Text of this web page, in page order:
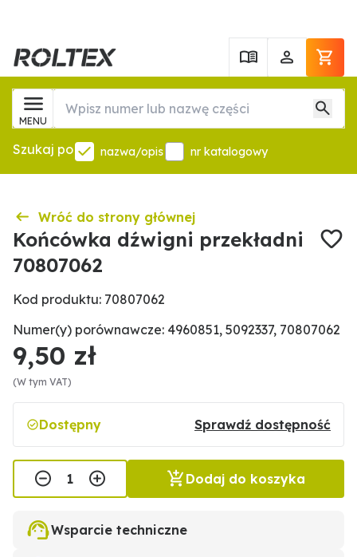
MENU
Szukaj po nazwa/opis nr katalogowy
Wróć do strony głównej
Końcówka dźwigni przekładni
70807062
Kod produktu: 70807062
Numer(y) porównawcze: 4960851, 5092337, 70807062
9,50 zł
(W tym VAT)
Dostępny Sprawdź dostępność
Dodaj do koszyka
Wsparcie techniczne